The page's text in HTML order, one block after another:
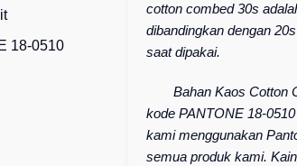
18-0510
cotton combed 30s
dibandingkan dengan
saat dipakai.
Bahan Kaos Cotton
kode PANTONE 18-
kami menggunakan
semua produk kami.